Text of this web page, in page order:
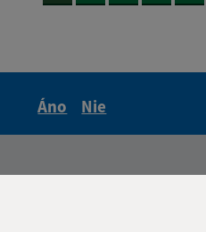
Áno
Nie